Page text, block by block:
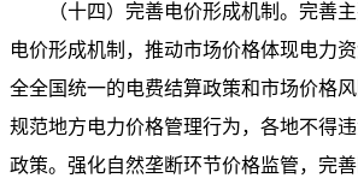
（十四）完善电价形成机制。完善主
电价形成机制，推动市场价格体现电力
全全国统一的电费结算政策和市场价格
规范地方电力价格管理行为，各地不得
政策。强化自然垄断环节价格监管，完